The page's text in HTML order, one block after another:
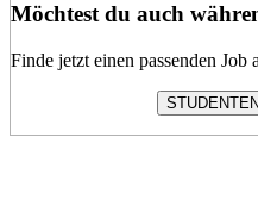
Möchtest du auch
Finde jetzt einen passenden Job